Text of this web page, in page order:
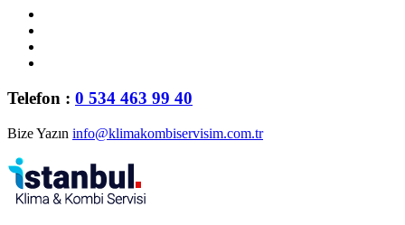
Telefon : 0 534 463 99 40
Bize Yazın info@klimakombiservisim.com.tr